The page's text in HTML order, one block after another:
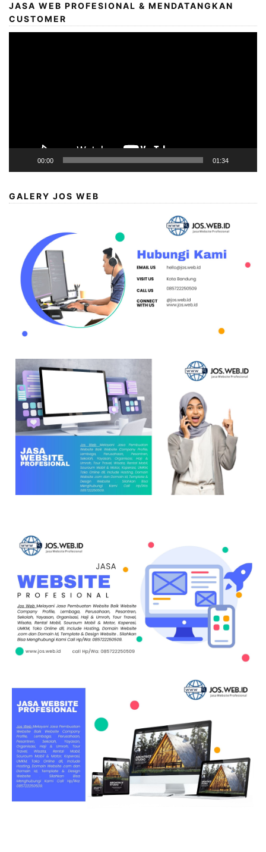
JASA WEB PROFESIONAL & MENDATANGKAN
CUSTOMER
00:00 01:34
GALERY JOS WEB